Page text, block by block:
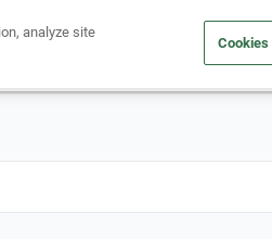
un auto Vende tu auto
analyze site